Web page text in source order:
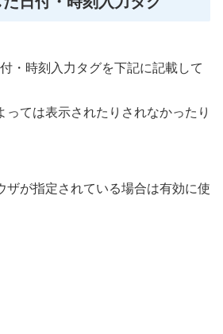
・時刻入力タグを下記に記載して
っては表示されたりされなかったり
ザが指定されている場合は有効に使